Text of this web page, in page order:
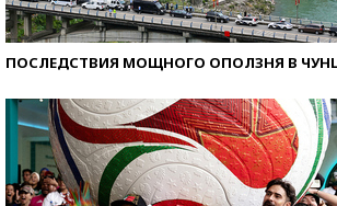
ПОСЛЕДСТВИЯ МОЩНОГО ОПОЛЗНЯ В